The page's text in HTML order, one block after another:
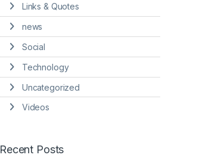
Links & Quotes
news
Social
Technology
Uncategorized
Videos
Recent Posts